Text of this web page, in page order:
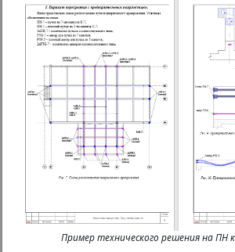
Пример технического решения на ПН